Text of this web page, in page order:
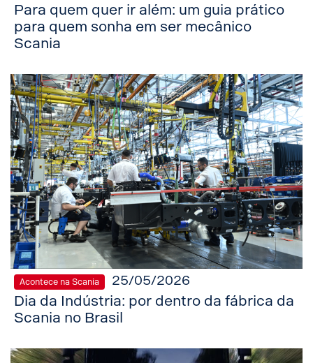
Para quem quer ir além: um guia prático
para quem sonha em ser mecânico
Scania
Acontece na Scania 25/05/2026
Dia da Indústria: por dentro da fábrica da
Scania no Brasil